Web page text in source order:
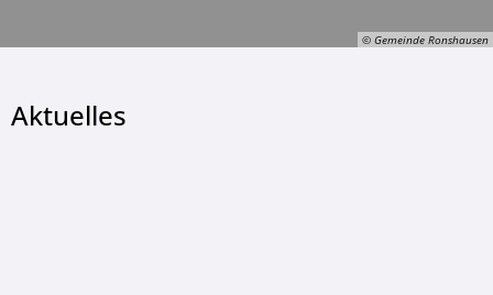
© Gemeinde Ronshausen
Aktuelles